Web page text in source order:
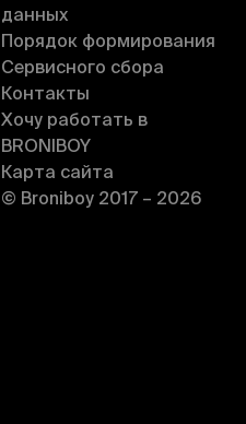
данных
Порядок формирования
Сервисного сбора
Контакты
Хочу работать в
BRONIBOY
Карта сайта
© Broniboy 2017 – 2026